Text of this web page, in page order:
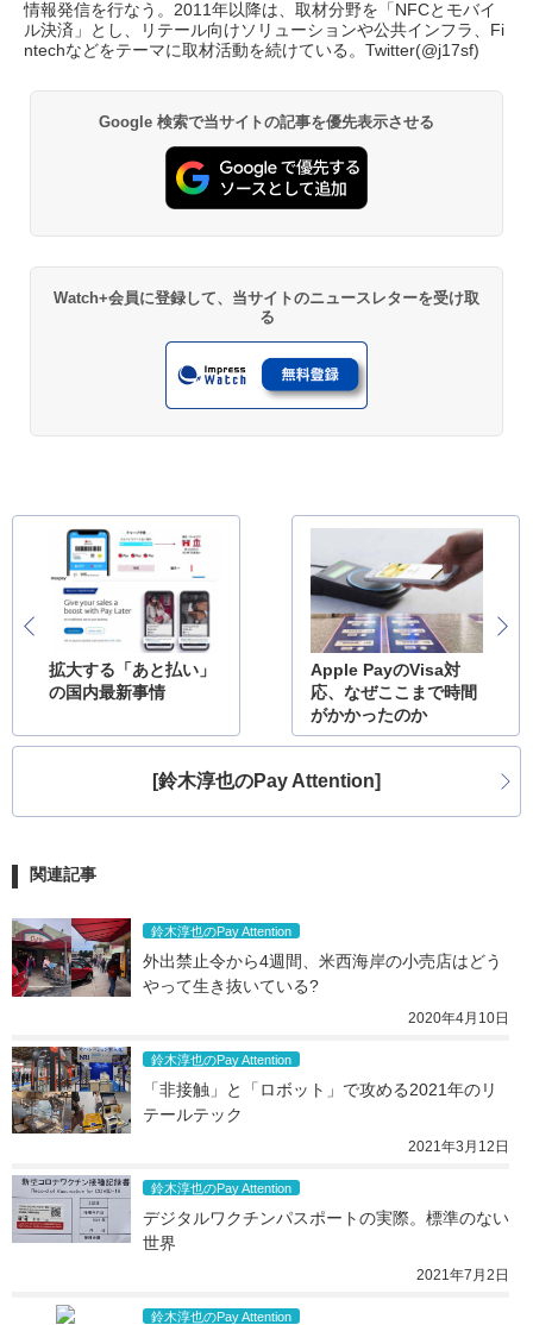
情報発信を行なう。2011年以降は、取材分野を「NFCとモバイ
ル決済」とし、リテール向けソリューションや公共インフラ、Fi
ntechなどをテーマに取材活動を続けている。Twitter(@j17sf)
Google 検索で当サイトの記事を優先表示させる
Watch+会員に登録して、当サイトのニュースレターを受け取
る
拡大する「あと払い」
の国内最新事情
Apple PayのVisa対
応、なぜここまで時間
がかかったのか
[鈴木淳也のPay Attention]
関連記事
鈴木淳也のPay Attention
外出禁止令から4週間、米西海岸の小売店はどう
やって生き抜いている?
2020年4月10日
鈴木淳也のPay Attention
「非接触」と「ロボット」で攻める2021年のリ
テールテック
2021年3月12日
鈴木淳也のPay Attention
デジタルワクチンパスポートの実際。標準のない
世界
2021年7月2日
鈴木淳也のPay Attention